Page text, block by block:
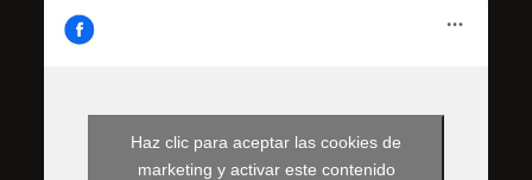
Haz clic para aceptar las cookies de
marketing y activar este contenido